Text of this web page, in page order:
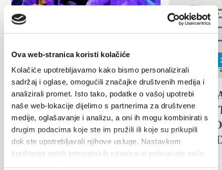
Ova web-stranica koristi kolačiće
Kolačiće upotrebljavamo kako bismo personalizirali
sadržaj i oglase, omogućili značajke društvenih medija i
analizirali promet. Isto tako, podatke o vašoj upotrebi
naše web-lokacije dijelimo s partnerima za društvene
medije, oglašavanje i analizu, a oni ih mogu kombinirati s
drugim podacima koje ste im pružili ili koje su prikupili
dok ste upotrebljavali njihove usluge. Nastavkom
korištenja naših internetskih stranica vi prihvaćate našu
Villa Nika, Kamberovo šetalište 30,
17 agosto 2026
Arias under the stars
LEGGI DI PIÙ
26
17th
FAIR